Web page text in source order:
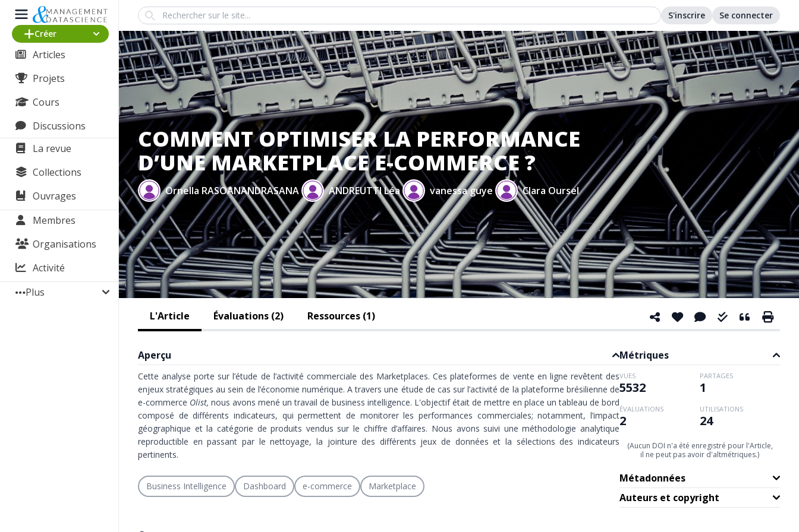
Créer
Articles
Projets
Cours
Discussions
La revue
Collections
Ouvrages
Membres
Organisations
Activité
Plus
Search S'inscrire Se connecter
COMMENT OPTIMISER LA PERFORMANCE
D’UNE MARKETPLACE E-COMMERCE ?
Ornella RASOANANDRASANA ANDREUTTI Léa vanessa guye Clara Oursel
L'Article Évaluations (2) Ressources (1)
Aperçu
Cette analyse porte sur l’étude de l’activité commerciale des Marketplaces. Ces plateformes de vente en ligne revêtent des
enjeux stratégiques au sein de l’économie numérique. A travers une étude de cas sur l’activité de la plateforme brésilienne de
e-commerce Olist, nous avons mené un travail de business intelligence. L'objectif était de mettre en place un tableau de bord
composé de différents indicateurs, qui permettent de monitorer les performances commerciales; notamment, l’impact
géographique et la catégorie de produits vendus sur le chiffre d’affaires. Nous avons suivi une méthodologie analytique
reproductible en passant par le nettoyage, la jointure des différents jeux de données et la sélections des indicateurs
pertinents.
Business Intelligence Dashboard e-commerce Marketplace
Métriques
VUES
5532
PARTAGES
1
ÉVALUATIONS
2
UTILISATIONS
24
(Aucun DOI n'a été enregistré pour l'Article,
il ne peut pas avoir d'altmétriques.)
Métadonnées
Auteurs et copyright